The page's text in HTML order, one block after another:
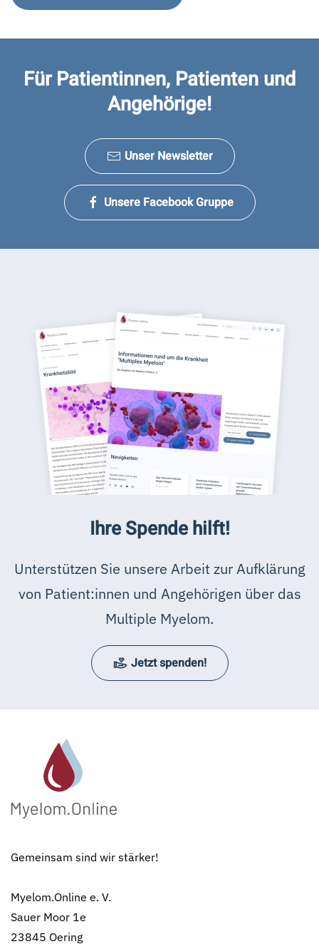
Für Patientinnen, Patienten und
Angehörige!
Unser Newsletter
Unsere Facebook Gruppe
Ihre Spende hilft!
Unterstützen Sie unsere Arbeit zur Aufklärung
von Patient:innen und Angehörigen über das
Multiple Myelom.
Jetzt spenden!
Gemeinsam sind wir stärker!
Myelom.Online e. V.
Sauer Moor 1e
23845 Oering